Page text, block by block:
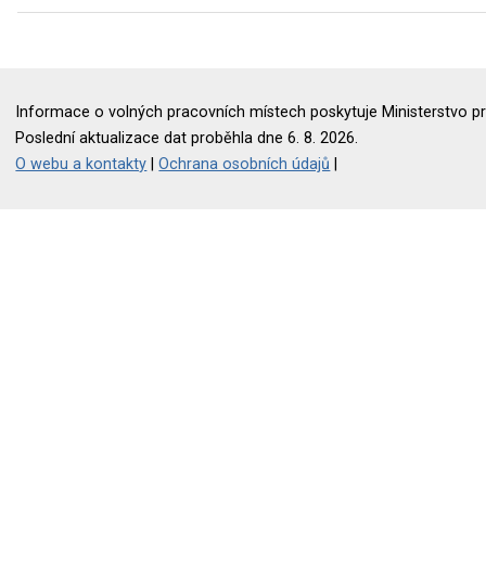
Informace o volných pracovních místech poskytuje Ministerstvo
Poslední aktualizace dat proběhla dne 6. 8. 2026.
O webu a kontakty |Ochrana osobních údajů